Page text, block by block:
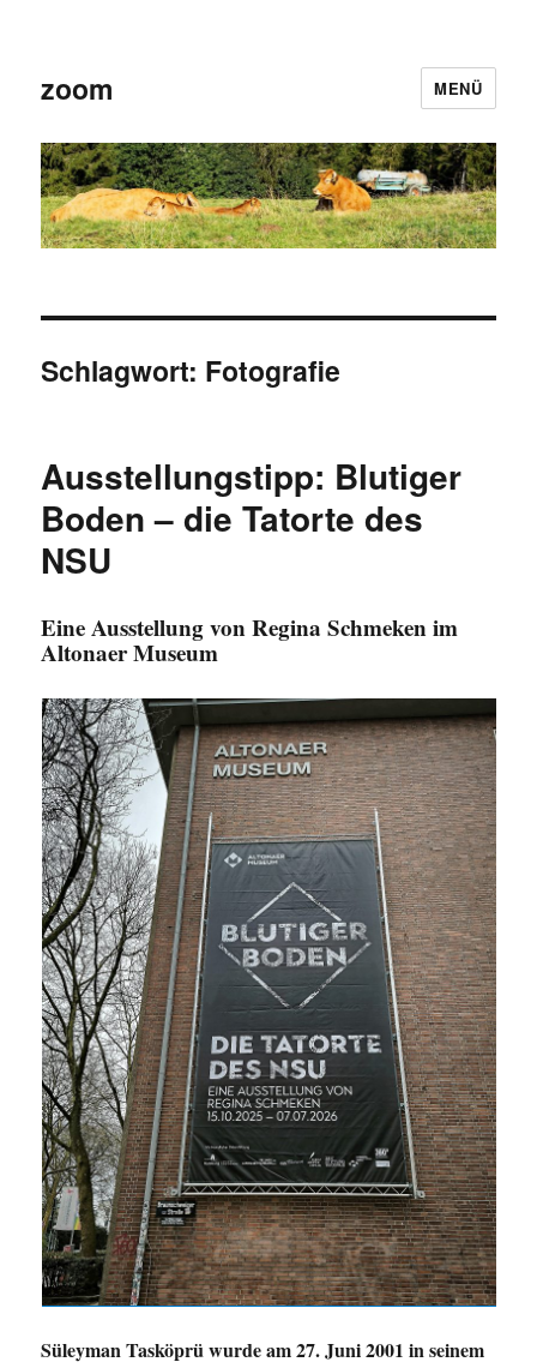
zoom MENÜ
Schlagwort: Fotografie
Ausstellungstipp: Blutiger
Boden – die Tatorte des
NSU
Eine Ausstellung von Regina Schmeken im
Altonaer Museum
Süleyman Tasköprü wurde am 27. Juni 2001 in seinem